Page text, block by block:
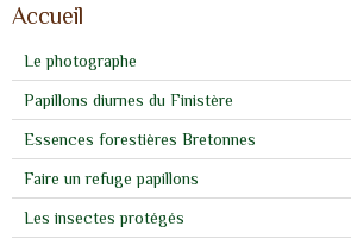
Accueil
Le photographe
Papillons diurnes du Finistère
Essences forestières Bretonnes
Faire un refuge papillons
Les insectes protégés